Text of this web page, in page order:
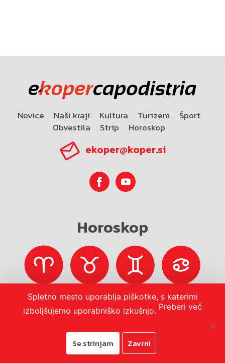
Novice Naši kraji Kultura Turizem
Šport
Obvestila
Strip Horoskop
ekoper@koper.si
Horoskop
Spletno mesto uporablja piškotke, s katerimi
izboljšujemo uporabniško izkušnjo. Preberi več
Se strinjam Zavrni